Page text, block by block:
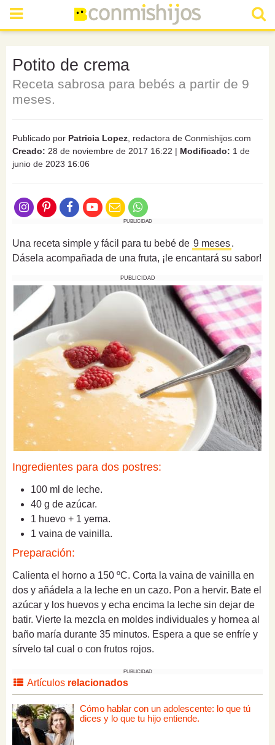
Potito de crema
Receta sabrosa para bebés a partir de 9
meses.
Publicado por Patricia Lopez , redactora de Conmishijos.com
Creado: 28 de noviembre de 2017 16:22 | Modificado: 1 de
junio de 2023 16:06
PUBLICIDAD
Una receta simple y fácil para tu bebé de 9 meses.
Dásela acompañada de una fruta, ¡le encantará su sabor!
PUBLICIDAD
Ingredientes para dos postres:
100 ml de leche.
40 g de azúcar.
1 huevo + 1 yema.
1 vaina de vainilla.
Preparación:
Calienta el horno a 150 ºC. Corta la vaina de vainilla en
dos y añádela a la leche en un cazo. Pon a hervir. Bate el
azúcar y los huevos y echa encima la leche sin dejar de
batir. Vierte la mezcla en moldes individuales y hornea al
baño maría durante 35 minutos. Espera a que se enfríe y
sírvelo tal cual o con frutos rojos.
PUBLICIDAD
Artículos relacionados
Cómo hablar con un adolescente: lo que tú
dices y lo que tu hijo entiende.